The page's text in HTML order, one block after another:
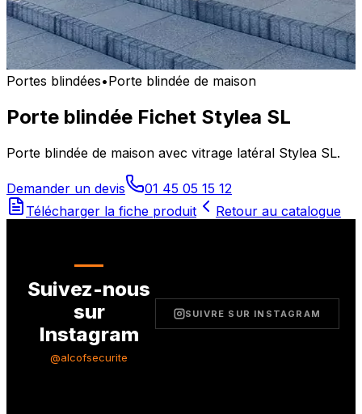
Portes blindées•Porte blindée de maison
Porte blindée Fichet Stylea SL
Porte blindée de maison avec vitrage latéral Stylea SL.
Demander un devis
01 45 05 15 12
Télécharger la fiche produit
Retour au catalogue
Suivez-nous
sur
Instagram
@alcofsecurite
SUIVRE SUR INSTAGRAM